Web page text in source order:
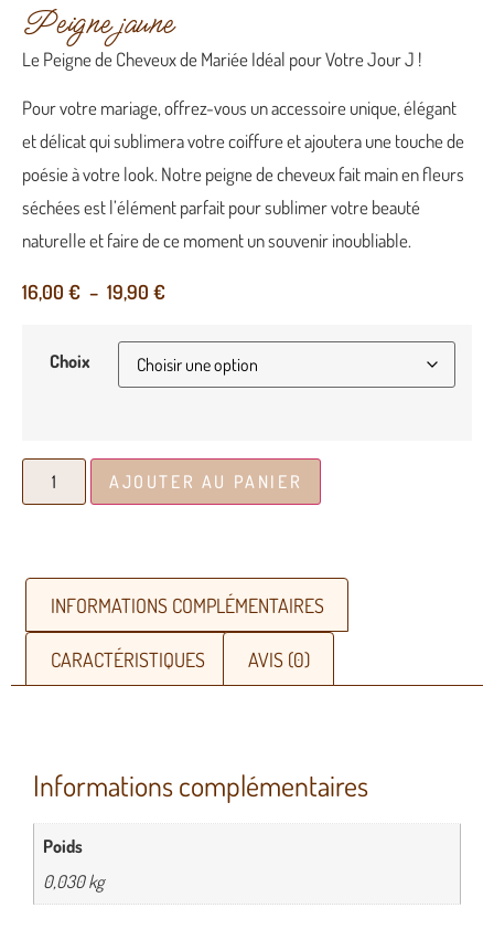
Peigne jaune
Le Peigne de Cheveux de Mariée Idéal pour Votre Jour J !
Pour votre mariage, offrez-vous un accessoire unique, élégant
et délicat qui sublimera votre coiffure et ajoutera une touche de
poésie à votre look. Notre peigne de cheveux fait main en fleurs
séchées est l’élément parfait pour sublimer votre beauté
naturelle et faire de ce moment un souvenir inoubliable.
16,00 € – 19,90 €
Choix
AJOUTER AU PANIER
INFORMATIONS COMPLÉMENTAIRES
CARACTÉRISTIQUES AVIS (0)
Informations complémentaires
Poids
0,030 kg